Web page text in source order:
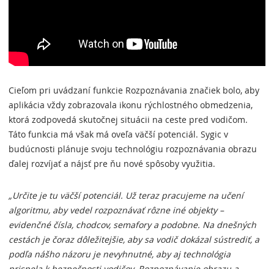
Cieľom pri uvádzaní funkcie Rozpoznávania značiek bolo, aby
aplikácia vždy zobrazovala ikonu rýchlostného obmedzenia,
ktorá zodpovedá skutočnej situácii na ceste pred vodičom.
Táto funkcia má však má oveľa väčší potenciál. Sygic v
budúcnosti plánuje svoju technológiu rozpoznávania obrazu
ďalej rozvíjať a nájsť pre ňu nové spôsoby využitia.
„Určite je tu väčší potenciál. Už teraz pracujeme na učení
algoritmu, aby vedel rozpoznávať rôzne iné objekty –
evidenčné čísla, chodcov, semafory a podobne. Na dnešných
cestách je čoraz dôležitejšie, aby sa vodič dokázal sústrediť, a
podľa nášho názoru je nevyhnutné, aby aj technológia